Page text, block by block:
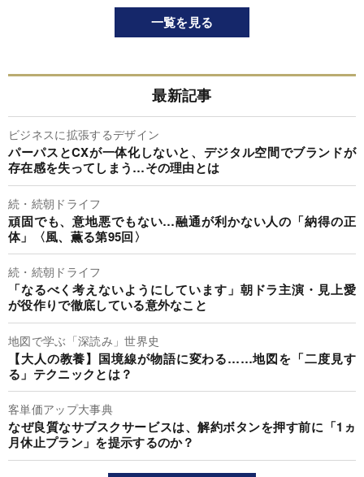
一覧を見る
最新記事
ビジネスに拡張するデザイン
パーパスとCXが一体化しないと、デジタル空間でブランドが
存在感を失ってしまう…その理由とは
続・続朝ドライフ
頑固でも、意地悪でもない…融通が利かない人の「納得の正
体」〈風、薫る第95回〉
続・続朝ドライフ
「なるべく考えないようにしています」朝ドラ主演・見上愛
が役作りで徹底している意外なこと
地図で学ぶ「深読み」世界史
【大人の教養】国境線が物語に変わる……地図を「二度見す
る」テクニックとは？
客単価アップ大事典
なぜ良質なサブスクサービスは、解約ボタンを押す前に「1ヵ
月休止プラン」を提示するのか？